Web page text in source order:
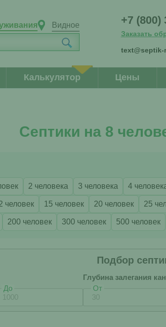
Видное +7 (800)
Заказать
text@septik-
Калькулятор Цены
Септики на 8
2 человека 3 человека 4
человек 15 человек 20 человек 25
200 человек 300 человек 500 человек
Подбор
До
Глубина залегания
От